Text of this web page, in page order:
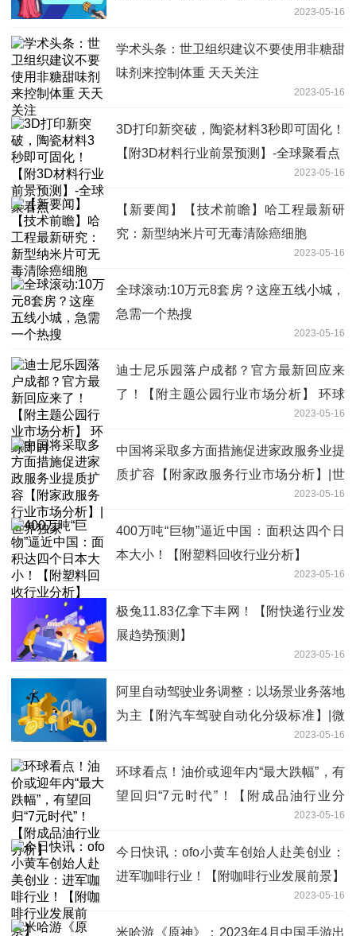
2023-05-16
学术头条：世卫组织建议不要使用非糖甜
味剂来控制体重 天天关注
2023-05-16
3D打印新突破，陶瓷材料3秒即可固化！
【附3D材料行业前景预测】-全球聚看点
2023-05-16
【新要闻】【技术前瞻】哈工程最新研
究：新型纳米片可无毒清除癌细胞
2023-05-16
全球滚动:10万元8套房？这座五线小城，
急需一个热搜
2023-05-16
迪士尼乐园落户成都？官方最新回应来
了！【附主题公园行业市场分析】 环球
2023-05-16
中国将采取多方面措施促进家政服务业提
质扩容【附家政服务行业市场分析】|世
2023-05-16
400万吨“巨物”逼近中国：面积达四个日
本大小！【附塑料回收行业分析】
2023-05-16
极兔11.83亿拿下丰网！【附快递行业发
展趋势预测】
2023-05-16
阿里自动驾驶业务调整：以场景业务落地
为主【附汽车驾驶自动化分级标准】|微
2023-05-16
环球看点！油价或迎年内“最大跌幅”，有
望回归“7元时代”！【附成品油行业分
2023-05-16
今日快讯：ofo小黄车创始人赴美创业：
进军咖啡行业！【附咖啡行业发展前景】
2023-05-16
米哈游《原神》：2023年4月中国手游出